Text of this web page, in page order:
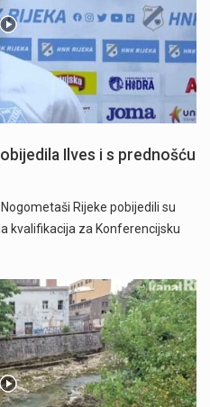
Ilves i s prednošću
Rijeke pobijedili su
kvalifikacija za Konferencijsku